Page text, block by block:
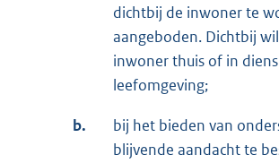
dichtbij de inwoner te
aangeboden. Dichtbij
inwoner thuis of in
leefomgeving;
b.
bij het bieden van
blijvende aandacht te